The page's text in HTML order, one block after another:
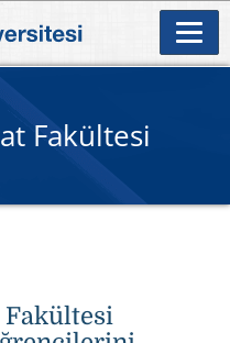
Fakültesi
Fakültesi